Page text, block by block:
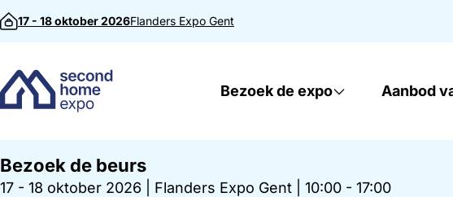
Direct naar inhoud
17 - 18 oktober 2026Flanders Expo Gent
Bezoek de expo Aanbod
Bezoek de beurs
17 - 18 oktober 2026 Flanders Expo Gent 10:00 - 17:00